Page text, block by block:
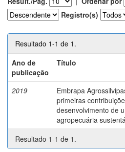
Registro(s)
Resultado 1-1 de 1.
Ano de
publicação
Título
2019
Embrapa
primeiras
desenvolvimento de
agropecuária
Resultado 1-1 de 1.